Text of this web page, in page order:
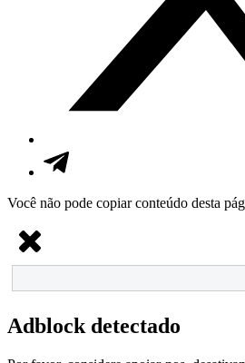
Você não pode copiar conteúdo desta
Adblock detectado